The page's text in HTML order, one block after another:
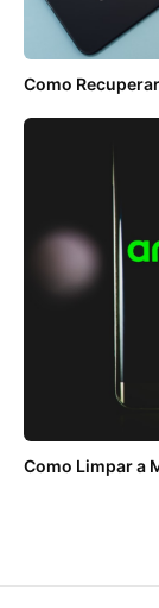
Como
Como Limpar a